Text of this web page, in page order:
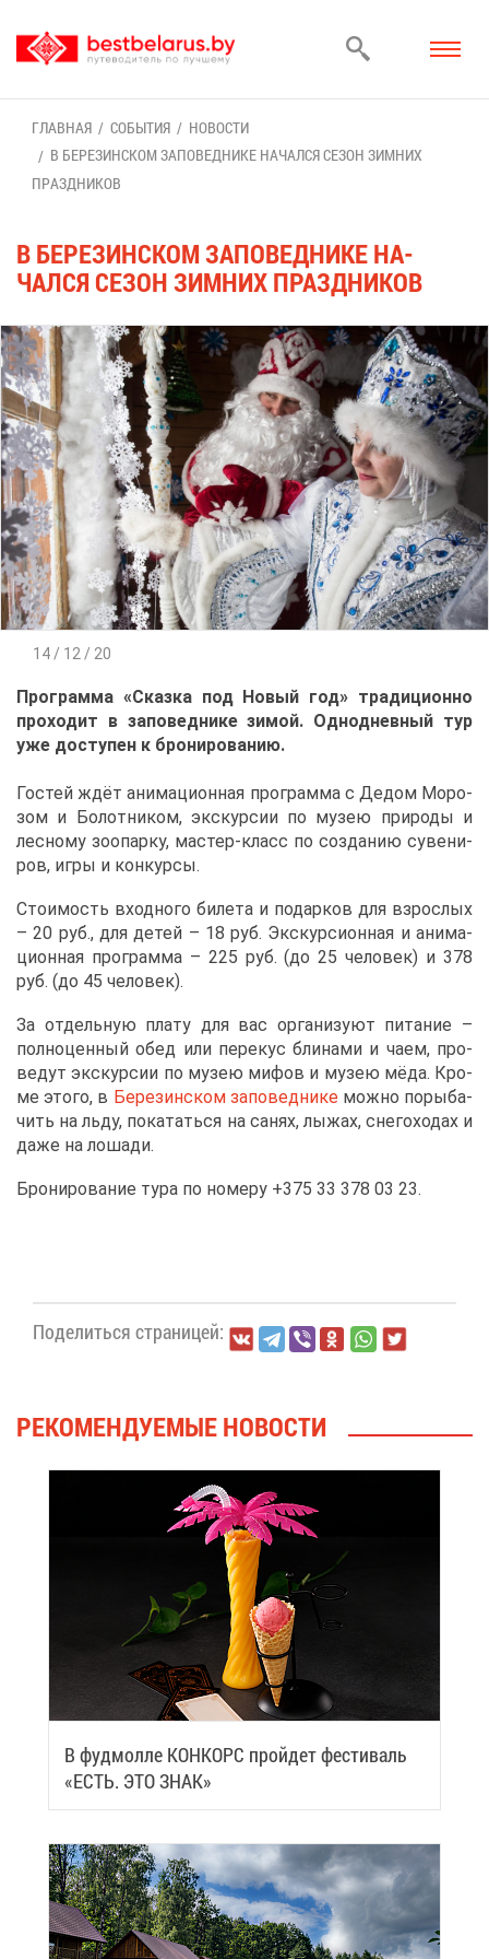
ГЛАВ­НАЯ СО­БЫ­ТИЯ
НО­ВО­СТИ
В БЕ­РЕ­ЗИН­СКОМ ЗА­ПО­ВЕД­НИ­КЕ НА­ЧАЛ­СЯ СЕ­ЗОН ЗИМ­НИХ
ПРАЗД­НИ­КОВ
В БЕ­РЕ­ЗИН­СКОМ ЗА­ПО­ВЕД­НИ­КЕ НА­
ЧАЛ­СЯ СЕ­ЗОН ЗИМ­НИХ ПРАЗД­НИ­КОВ
14 / 12 / 20
Про­грам­ма «Сказ­ка под Но­вый год» тра­ди­ци­он­но
про­хо­дит в за­по­вед­ни­ке зи­мой. Од­но­днев­ный тур
уже до­сту­пен к бро­ни­ро­ва­нию.
Го­стей ждёт ани­ма­ци­он­ная про­грам­ма с Де­дом Мо­ро­
зом и Бо­лот­ни­ком, экс­кур­сии по му­зею при­ро­ды и
лес­но­му зоо­пар­ку, ма­стер-класс по со­зда­нию су­ве­ни­
ров, иг­ры и кон­кур­сы.
Сто­и­мость вход­но­го би­ле­та и по­дар­ков для взрос­лых
– 20 руб., для де­тей – 18 руб. Экс­кур­си­он­ная и ани­ма­
ци­он­ная про­грам­ма – 225 руб. (до 25 че­ло­век) и 378
руб. (до 45 че­ло­век).
За от­дель­ную пла­ту для вас ор­га­ни­зу­ют пи­та­ние –
пол­но­цен­ный обед или пе­ре­кус бли­на­ми и ча­ем, про­
ве­дут экс­кур­сии по му­зею ми­фов и му­зею мё­да. Кро­
ме это­го, в Бе­ре­зин­ском за­по­вед­ни­кемож­но по­ры­ба­
чить на льду, по­ка­тать­ся на са­нях, лы­жах, сне­го­хо­дах и
да­же на ло­ша­ди.
Бро­ни­ро­ва­ние ту­ра по но­ме­ру +375 33 378 03 23.
По­де­лить­ся стра­ни­цей:
РЕ­КО­МЕН­ДУ­Е­МЫЕ НО­ВО­СТИ
В фуд­мол­ле КОН­КОРС прой­дет фе­сти­валь
«ЕСТЬ. ЭТО ЗНАК»